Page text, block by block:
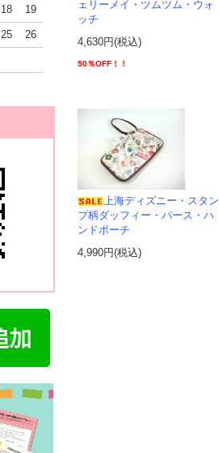
ェリーメイ・ツムツム・ウォ
ッチ
4,630円(税込)
50％OFF！！
上海ディズニー・スタン
プ柄ダッフィー・パース・ハ
ンドポーチ
4,990円(税込)
18 19
25 26